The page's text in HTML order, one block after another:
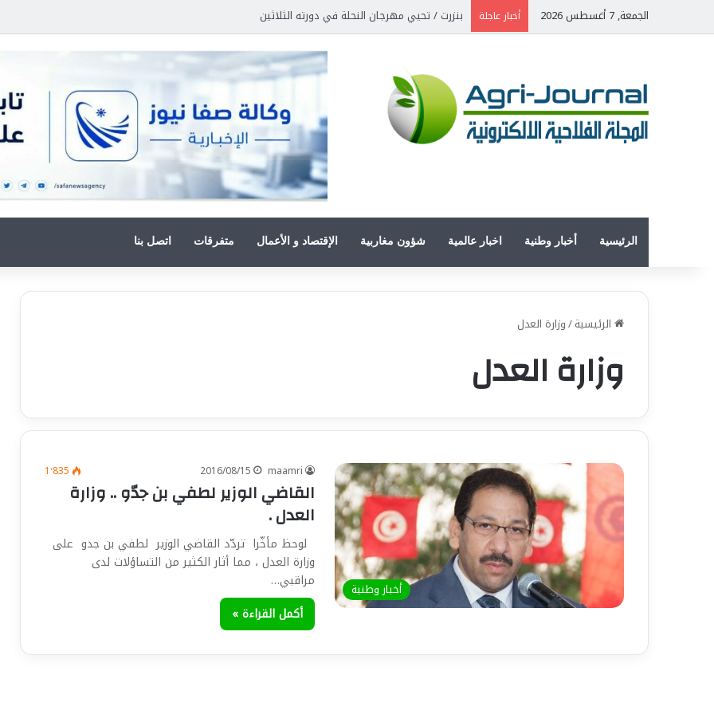
الجمعة, 7 أغسطس 2026 أخبار عاجلة بنزرت / تحيي مهرجان النحلة في دورته الثلاثين
الرئيسية أخبار وطنية اخبار عالمية شؤون مغاربية الإقتصاد و الأعمال متفرقات اتصل بنا
الرئيسية/وزارة العدل
وزارة العدل
أخبار وطنية
maamri
2016/08/15 1٬835
القاضي الوزير لطفي بن جدّو .. وزارة
العدل .
لوحظ مأخّرا تردّد القاضي الوزير لطفي بن جدو على
وزارة العدل ، مما أثار الكثير من التساؤلات لدى
مراقبي…
أكمل القراءة »